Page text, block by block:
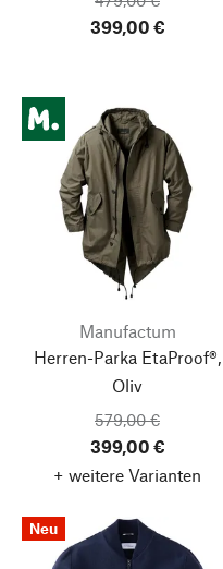
399,00 €
Manufactum
Herren-Parka EtaProof®,
Oliv
579,00 €
399,00 €
+ weitere Varianten
Neu